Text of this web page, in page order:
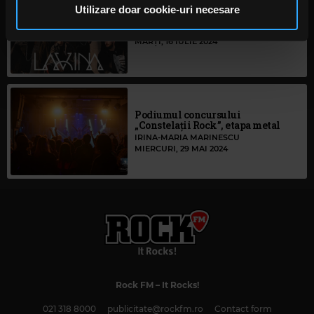
pot combina cu alte informații oferite de dvs. sau culese
în urma folosirii serviciilor lor. În cazul în care alegeți să
continuați să utilizați website-ul nostru, sunteți de acord
cu utilizarea modulelor noastre cookie.
Utilizare doar cookie-uri necesare
ARTmania Festival 2024
MARȚI, 16 IULIE 2024
Podiumul concursului
„Constelații Rock”, etapa metal
IRINA-MARIA MARINESCU
MIERCURI, 29 MAI 2024
Rock FM– It Rocks!
021 318 8000 publicitate@rockfm.ro Contact form